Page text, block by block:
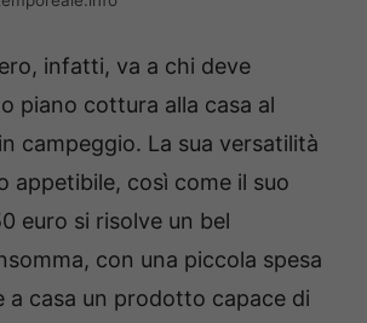
infatti, va a chi deve
piano cottura alla casa al
campeggio. La sua versatilità
appetibile, così come il suo
euro si risolve un bel
con una piccola spesa
a casa un prodotto capace di